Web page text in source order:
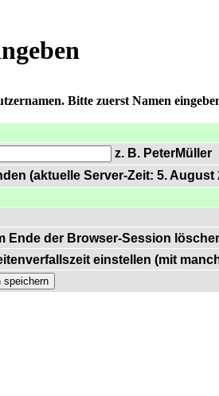
Bitte zuerst Namen
z. B. PeterMüller
(aktuelle Server-Zeit: 5. August
Ende der Browser-Session
einstellen (mit